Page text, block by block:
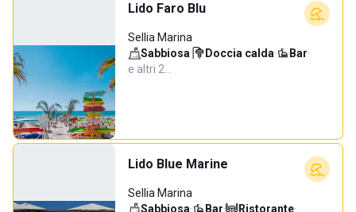
Lido Faro Blu
Sellia Marina
Sabbiosa· Doccia calda· Bar·
e altri 2…
Lido Blue Marine
Sellia Marina
Sabbiosa· Bar· Ristorante·